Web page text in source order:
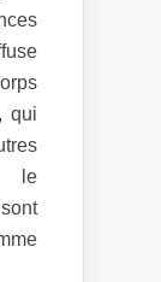
qui
le